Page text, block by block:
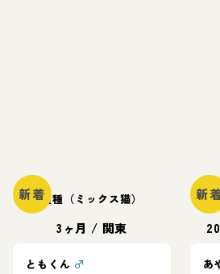
新着雑種（ミックス猫）
3ヶ月 / 関東
ともくん ♂
新
あ